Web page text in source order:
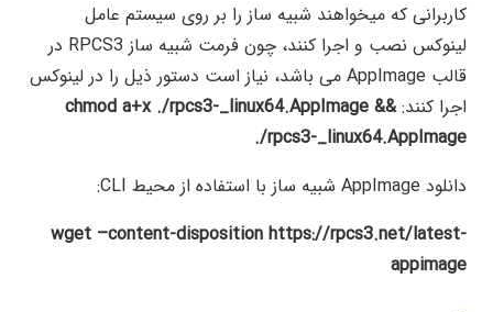
کاربرانی که میخواهند شبیه ساز را بر روی سیستم عامل
لینوکس نصب و اجرا کنند، چون فرمت شبیه ساز RPCS3 در
قالب AppImage می باشد، نیاز است دستور ذیل را در لینوکس
اجرا کنند:chmod a+x ./rpcs3-_linux64.AppImage &&
./rpcs3-_linux64.AppImage
دانلود AppImage شبیه ساز با استفاده از محیط CLI:
wget –content-disposition https://rpcs3.net/latest-
appimage